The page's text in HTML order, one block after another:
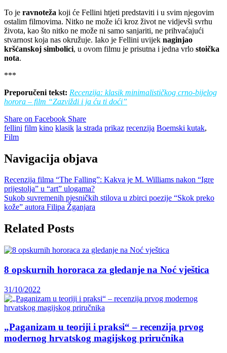
To je ravnoteža koji će Fellini htjeti predstaviti i u svim njegovim
ostalim filmovima. Nitko ne može ići kroz život ne vidjevši svrhu
života, kao što nitko ne može ni samo sanjariti, ne prihvaćajući
stvarnost koja nas okružuje. Iako je Fellini uvijek naginjao
kršćanskoj simbolici, u ovom filmu je prisutna i jedna vrlo stoička
nota.
***
Preporučeni tekst: Recenzija: klasik minimalističkog crno-bijelog
horora – film “Zazviždi i ja ću ti doći”
Share on Facebook Share
fellini film kino klasik la strada prikaz recenzija Boemski kutak,
Film
Navigacija objava
Recenzija filma “The Falling”: Kakva je M. Williams nakon “Igre
prijestolja” u “art” ulogama?
Sukob suvremenih pjesničkih stilova u zbirci poezije “Skok preko
kože” autora Filipa Žganjara
Related Posts
8 opskurnih hororaca za gledanje na Noć vještica
31/10/2022
„Paganizam u teoriji i praksi“ – recenzija prvog
modernog hrvatskog magijskog priručnika